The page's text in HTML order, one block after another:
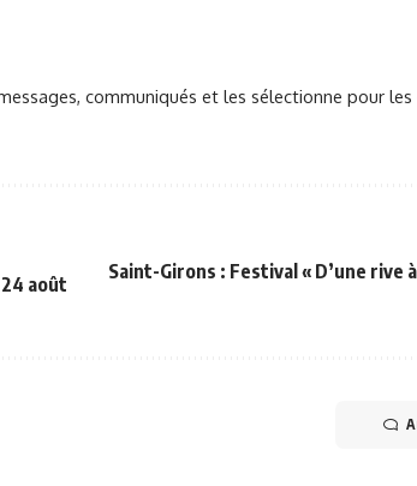
communiqués et les sélectionne pour
août
Saint-Girons : Festival « D’une rive